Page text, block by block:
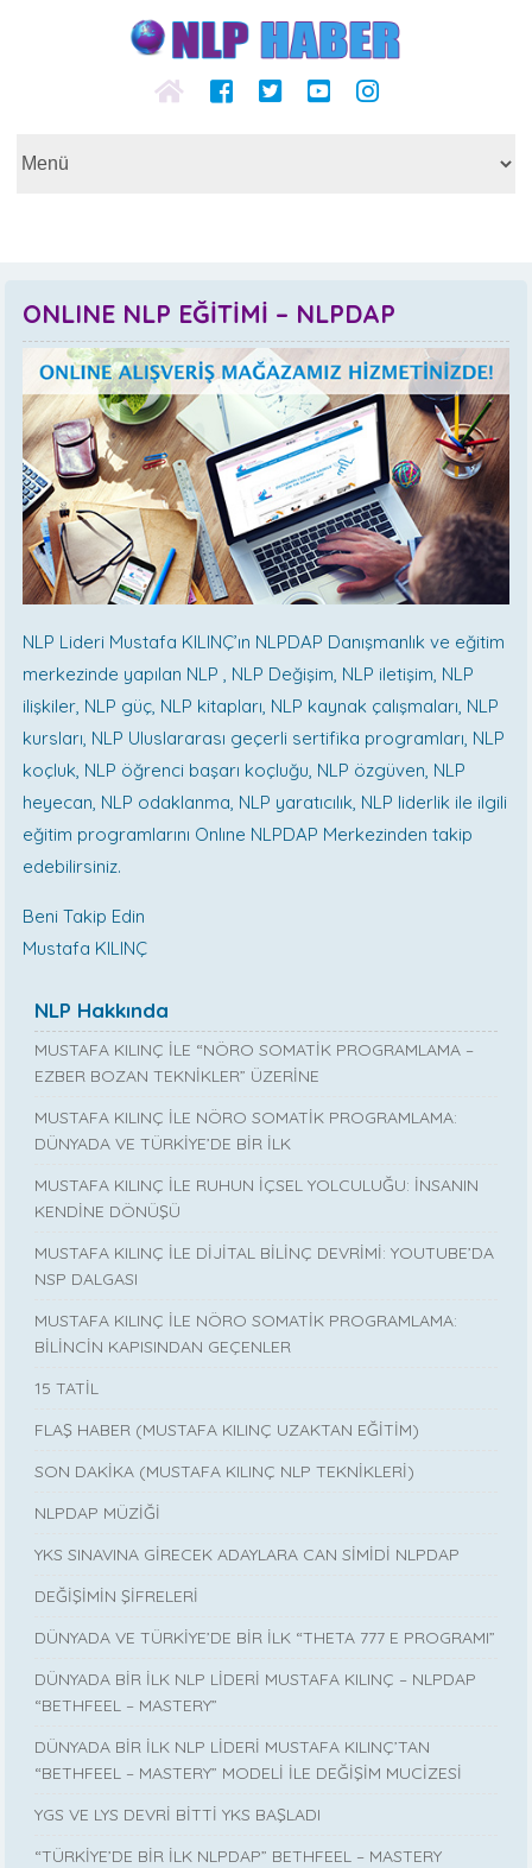
ONLINE NLP EĞİTİMİ – NLPDAP
NLP Lideri Mustafa KILINÇ’ın NLPDAP Danışmanlık ve eğitim
merkezinde yapılan NLP , NLP Değişim, NLP iletişim, NLP
ilişkiler, NLP güç, NLP kitapları, NLP kaynak çalışmaları, NLP
kursları, NLP Uluslararası geçerli sertifika programları, NLP
koçluk, NLP öğrenci başarı koçluğu, NLP özgüven, NLP
heyecan, NLP odaklanma, NLP yaratıcılık, NLP liderlik ile ilgili
eğitim programlarını Onlıne NLPDAP Merkezinden takip
edebilirsiniz.
Beni Takip Edin
Mustafa KILINÇ
NLP Hakkında
MUSTAFA KILINÇ İLE “NÖRO SOMATİK PROGRAMLAMA –
EZBER BOZAN TEKNİKLER” ÜZERİNE
MUSTAFA KILINÇ İLE NÖRO SOMATİK PROGRAMLAMA:
DÜNYADA VE TÜRKİYE’DE BİR İLK
MUSTAFA KILINÇ İLE RUHUN İÇSEL YOLCULUĞU: İNSANIN
KENDİNE DÖNÜŞÜ
MUSTAFA KILINÇ İLE DİJİTAL BİLİNÇ DEVRİMİ: YOUTUBE’DA
NSP DALGASI
MUSTAFA KILINÇ İLE NÖRO SOMATİK PROGRAMLAMA:
BİLİNCİN KAPISINDAN GEÇENLER
15 TATİL
FLAŞ HABER (MUSTAFA KILINÇ UZAKTAN EĞİTİM)
SON DAKİKA (MUSTAFA KILINÇ NLP TEKNİKLERİ)
NLPDAP MÜZİĞİ
YKS SINAVINA GİRECEK ADAYLARA CAN SİMİDİ NLPDAP
DEĞİŞİMİN ŞİFRELERİ
DÜNYADA VE TÜRKİYE’DE BİR İLK “THETA 777 E PROGRAMI”
DÜNYADA BİR İLK NLP LİDERİ MUSTAFA KILINÇ – NLPDAP
“BETHFEEL – MASTERY”
DÜNYADA BİR İLK NLP LİDERİ MUSTAFA KILINÇ’TAN
“BETHFEEL – MASTERY” MODELİ İLE DEĞİŞİM MUCİZESİ
YGS VE LYS DEVRİ BİTTİ YKS BAŞLADI
“TÜRKİYE’DE BİR İLK NLPDAP” BETHFEEL – MASTERY